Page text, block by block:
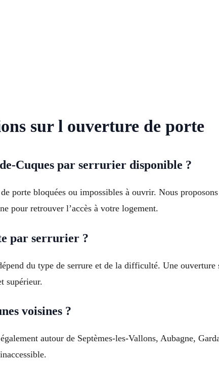
sur l ouverture de porte
Cuques par serrurier disponible ?
porte bloquées ou impossibles à ouvrir. Nous
pour retrouver l’accès à votre logement.
par serrurier ?
du type de serrure et de la difficulté. Une
supérieur.
voisines ?
autour de Septèmes-les-Vallons, Aubagne,